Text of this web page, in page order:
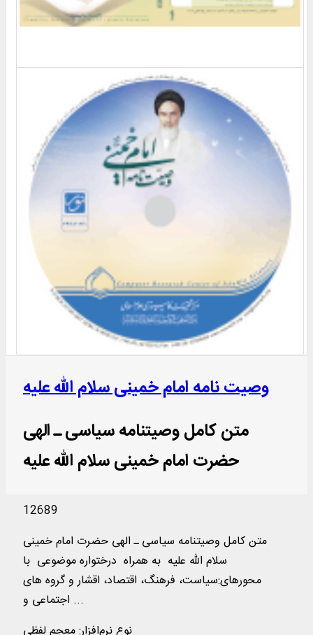
وصیت نامه امام خمینی سلام الله علیه
متن کامل وصیت‏نامه سیاسی ـ الهی
حضرت امام خمینی سلام الله علیه
12689
متن کامل وصیت‏نامه سیاسی ـ الهی حضرت امام خمینی
سلام الله علیه به همراه درختواره موضوعی با
محورهای:سیاست، فرهنگ، اقتصاد، اقشار و گروه های
اجتماعی و ...